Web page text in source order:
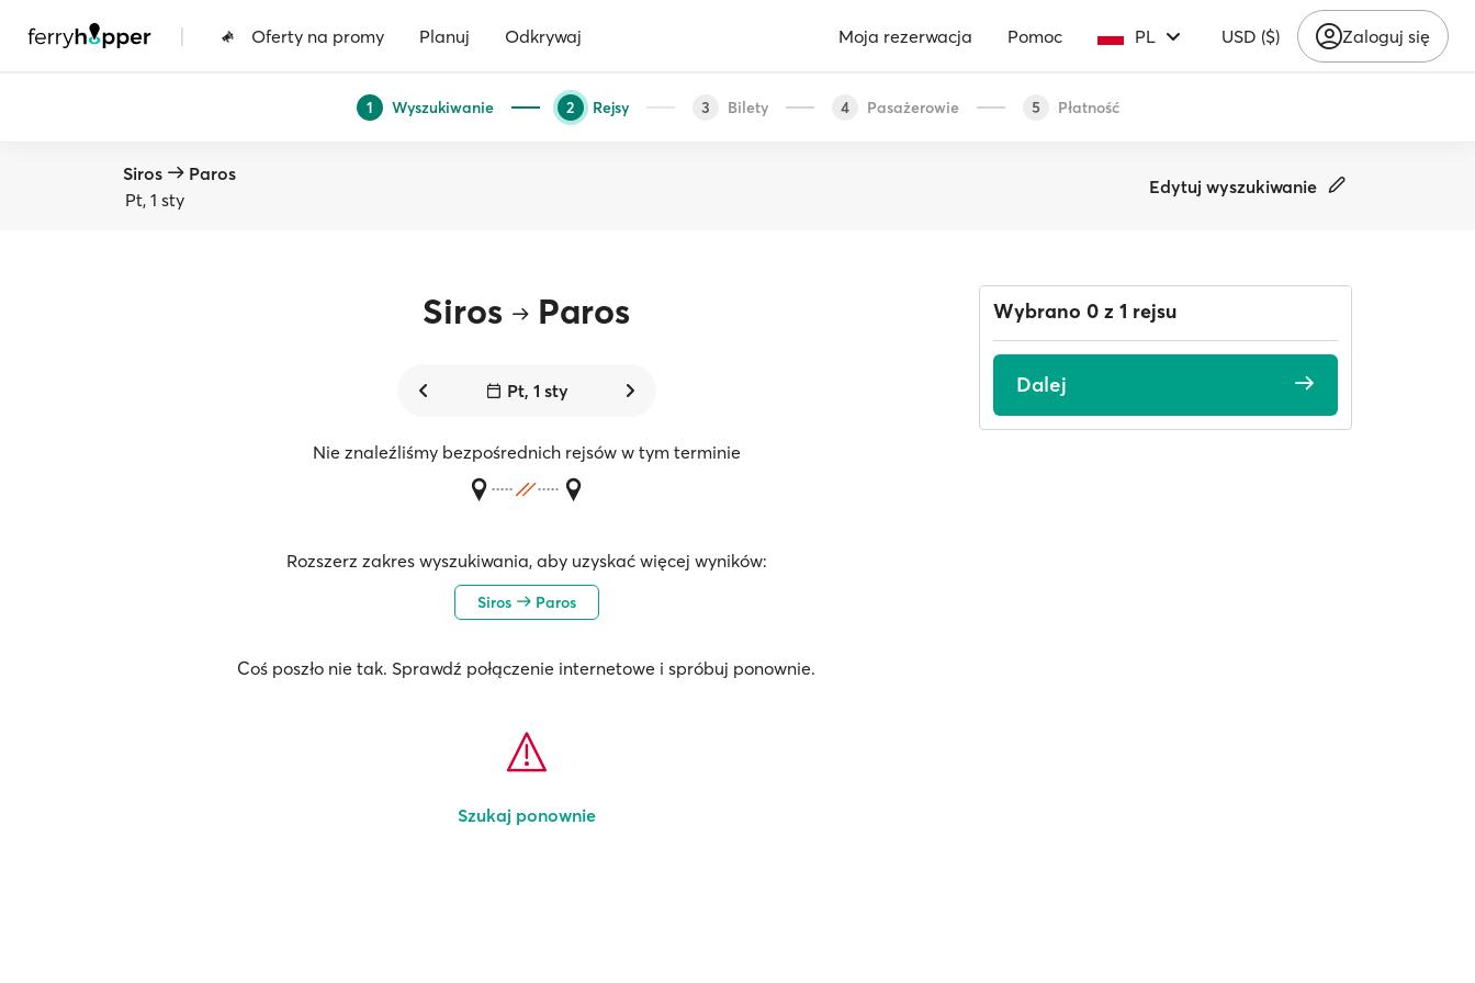
| Oferty na promy Planuj Odkrywaj Moja rezerwacja Pomoc PL USD ($) Zaloguj się
1 Wyszukiwanie 2 Rejsy 3 Bilety 4 Pasażerowie 5 Płatność
Siros
Paros
Pt, 1 sty
Edytuj wyszukiwanie
Siros Paros
Pt, 1 sty
Nie znaleźliśmy bezpośrednich rejsów w tym terminie
Rozszerz zakres wyszukiwania, aby uzyskać więcej wyników:
Siros Paros
Coś poszło nie tak. Sprawdź połączenie internetowe i spróbuj ponownie.
Szukaj ponownie
Wybrano 0 z 1 rejsu
Dalej